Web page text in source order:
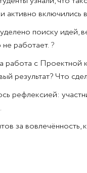
активно
поиску идей,
работает. ?
работа с Проектной
результат? Что
рефлексией:
за